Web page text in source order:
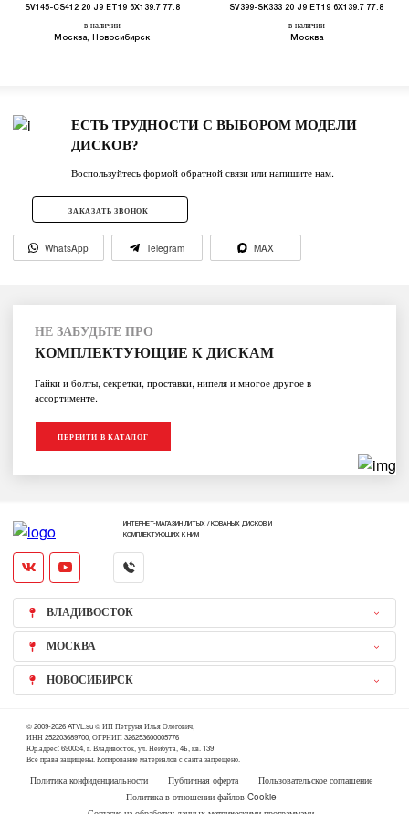
SV145-CS412 20 J9 ET19 6X139.7 77.8
в наличии
Москва, Новосибирск
SV399-SK333 20 J9 ET19 6X139.7 77.8
в наличии
Москва
ЕСТЬ ТРУДНОСТИ С ВЫБОРОМ МОДЕЛИ
ДИСКОВ?
Воспользуйтесь формой обратной связи или напишите нам.
ЗАКАЗАТЬ ЗВОНОК
WhatsApp Telegram MAX
НЕ ЗАБУДЬТЕ ПРО
КОМПЛЕКТУЮЩИЕ К ДИСКАМ
Гайки и болты, секретки, проставки, нипеля и многое другое в
ассортименте.
ПЕРЕЙТИ В КАТАЛОГ
ИНТЕРНЕТ-МАГАЗИН ЛИТЫХ / КОВАНЫХ ДИСКОВ И
КОМПЛЕКТУЮЩИХ К НИМ
ВЛАДИВОСТОК
МОСКВА
НОВОСИБИРСК
© 2009-2026 ATVL.su © ИП Петруня Илья Олегович,
ИНН 252203689700, ОГРНИП 326253600005776
Юр.адрес: 690034, г. Владивосток, ул. Нейбута, 4Б, кв. 139
Все права защищены. Копирование материалов с сайта запрещено.
Политика конфиденциальности Публичная оферта
Пользовательское соглашение
Политика в отношении файлов Cookie